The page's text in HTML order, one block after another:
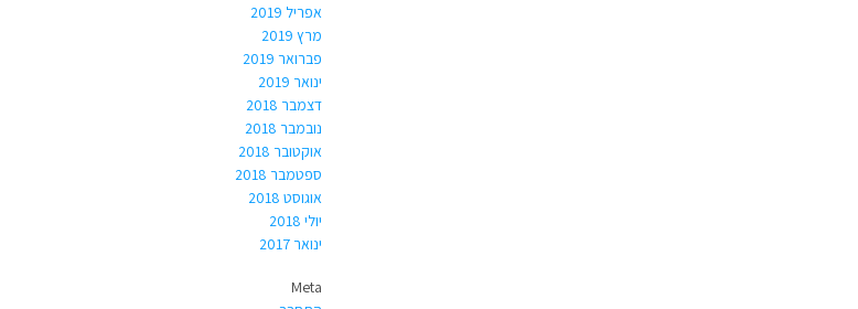
אפריל 2019
מרץ 2019
פברואר 2019
ינואר 2019
דצמבר 2018
נובמבר 2018
אוקטובר 2018
ספטמבר 2018
אוגוסט 2018
יולי 2018
ינואר 2017
Meta